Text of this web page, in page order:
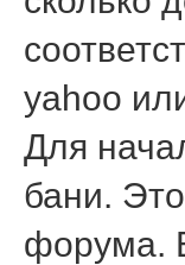
yahoo
Для
бани.
форума.